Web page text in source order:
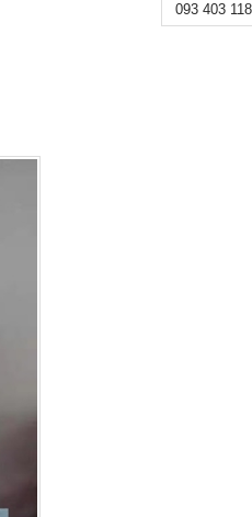
093 403